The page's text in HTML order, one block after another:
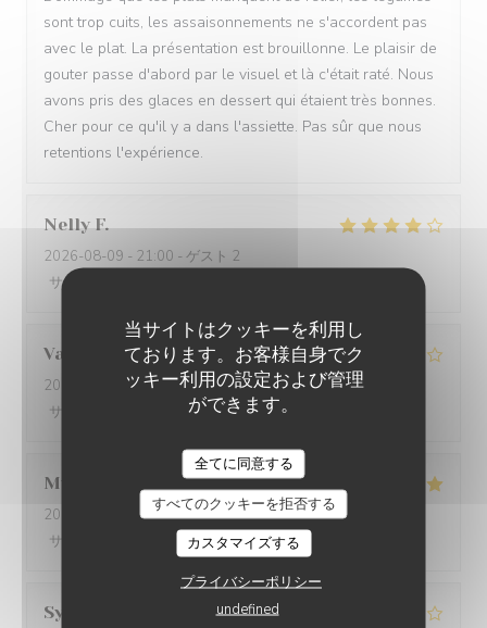
当サイトはクッキーを利用し
ております。お客様自身でク
ッキー利用の設定および管理
ができます。
全てに同意する
すべてのクッキーを拒否する
カスタマイズする
プライバシーポリシー
undefined
sont trop cuits, les assaisonnements ne s'accordent pas
avec le plat. La présentation est brouillonne. Le plaisir de
gouter passe d'abord par le visuel et là c'était raté. Nous
avons pris des glaces en dessert qui étaient très bonnes.
Cher pour ce qu'il y a dans l'assiette. Pas sûr que nous
retentions l'expérience.
Nelly F
2026-08-09 - 21:00 - ゲスト 2
サービス
Vanessa B
2026-08-06
- 19:45 - ゲスト 2
サービス
:4/5 メニュー :
My Hanh
2026-08-07
- 12:30 - ゲスト 2
サービス
:5 /5 メニュー:5/5
Sylvie
LA GRANDE MAISON